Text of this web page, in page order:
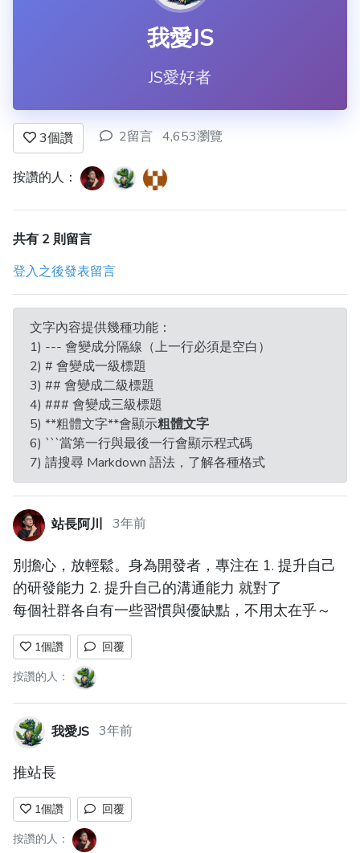
我愛JS
JS愛好者
3個讚 2留言 4,653瀏覽
按讚的人：
共有 2 則留言
登入之後發表留言
文字內容提供幾種功能：
1) --- 會變成分隔線（上一行必須是空白）
2) # 會變成一級標題
3) ## 會變成二級標題
4) ### 會變成三級標題
5) **粗體文字**會顯示粗體文字
6) ```當第一行與最後一行會顯示程式碼
7) 請搜尋 Markdown 語法，了解各種格式
站長阿川 3年前
別擔心，放輕鬆。身為開發者，專注在 1. 提升自己
的研發能力 2. 提升自己的溝通能力 就對了
每個社群各自有一些習慣與優缺點，不用太在乎～
1個讚
回覆
按讚的人：
我愛JS 3年前
推站長
1個讚
回覆
按讚的人：